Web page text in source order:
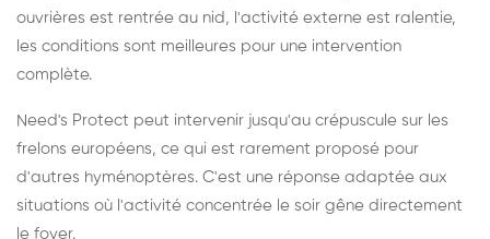
ouvrières est rentrée au nid, l'activité externe est ralentie,
les conditions sont meilleures pour une intervention
complète.
Need's Protect peut intervenir jusqu'au crépuscule sur les
frelons européens, ce qui est rarement proposé pour
d'autres hyménoptères. C'est une réponse adaptée aux
situations où l'activité concentrée le soir gêne directement
le foyer.